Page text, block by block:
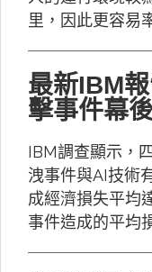
里，因此更容易
最新IBM
擊事件幕
IBM調查顯示，
洩事件與AI技術
成經濟損失平均
事件造成的平均